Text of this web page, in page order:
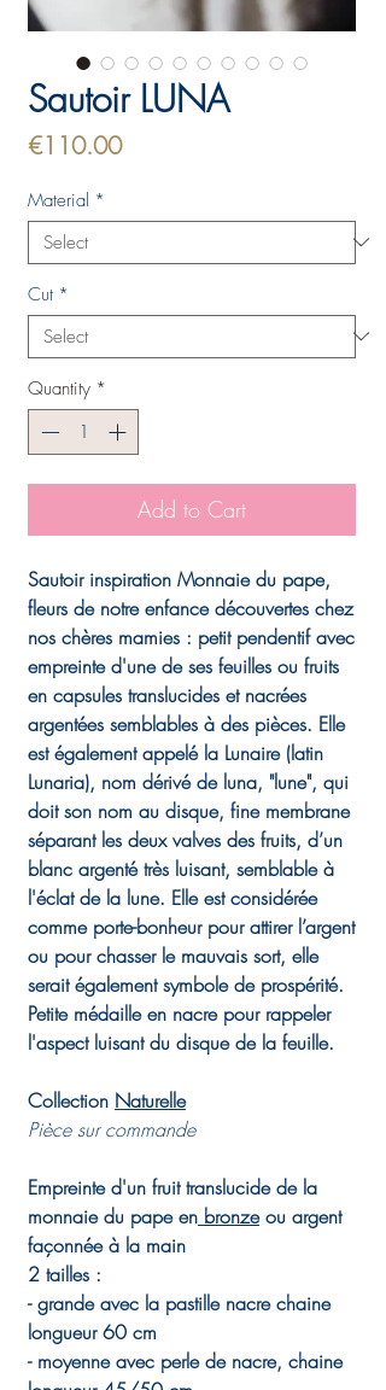
Sautoir LUNA
€110.00Price
Material *
Cut *
Quantity *
Add to Cart
Sautoir inspiration Monnaie du pape,
fleurs de notre enfance découvertes chez
nos chères mamies : petit pendentif avec
empreinte d'une de ses feuilles ou fruits
en capsules translucides et nacrées
argentées semblables à des pièces. Elle
est également appelé la Lunaire (latin
Lunaria), nom dérivé de luna, "lune", qui
doit son nom au disque, fine membrane
séparant les deux valves des fruits, d’un
blanc argenté très luisant, semblable à
l'éclat de la lune. Elle est considérée
comme porte-bonheur pour attirer l’argent
ou pour chasser le mauvais sort, elle
serait également symbole de prospérité.
Petite médaille en nacre pour rappeler
l'aspect luisant du disque de la feuille.
Collection Naturelle
Pièce sur commande
Empreinte d'un fruit translucide de la
monnaie du pape en bronzeou argent
façonnée à la main
2 tailles :
- grande avec la pastille nacre chaine
longueur 60 cm
- moyenne avec perle de nacre, chaine